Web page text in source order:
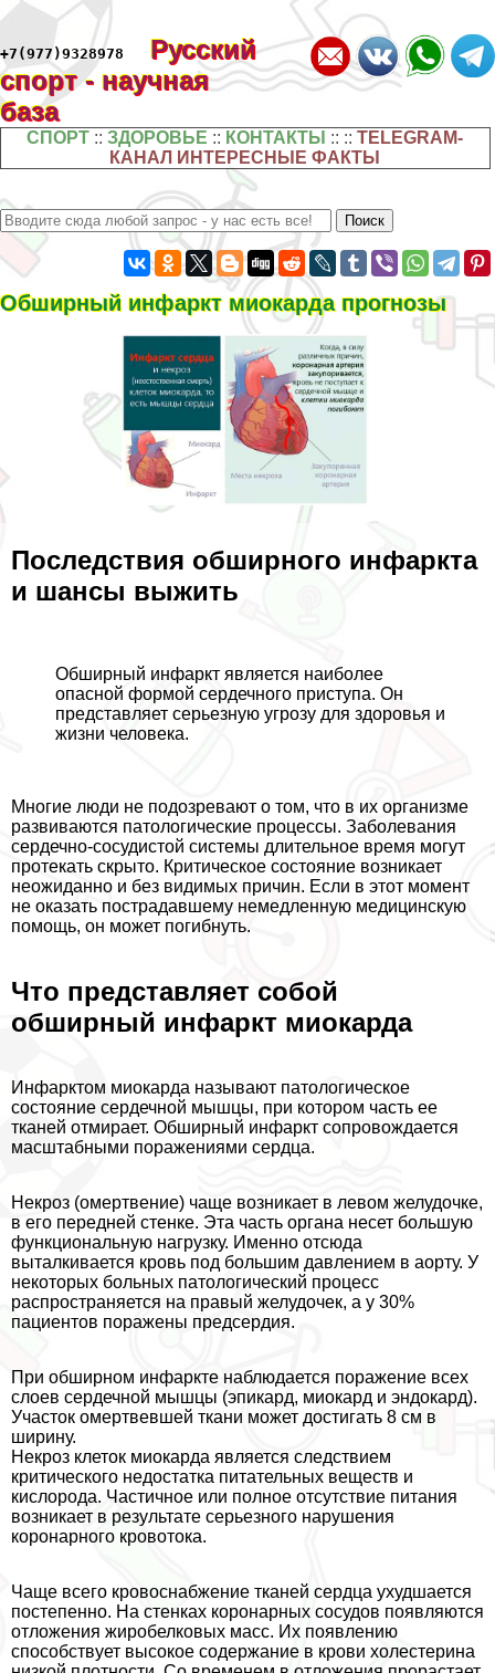
+7(977)9328978
Русский
спорт - научная
база
СПОРТ ::ЗДОРОВЬЕ :: КОНТАКТЫ :: ::TELEGRAM-
КАНАЛ ИНТЕРЕСНЫЕ ФАКТЫ
Обширный инфаркт миокарда прогнозы
Последствия обширного инфаркта
и шансы выжить
Обширный инфаркт является наиболее
опасной формой сердечного приступа. Он
представляет серьезную угрозу для здоровья и
жизни человека.
Многие люди не подозревают о том, что в их организме
развиваются патологические процессы. Заболевания
сердечно-сосудистой системы длительное время могут
протекать скрыто. Критическое состояние возникает
неожиданно и без видимых причин. Если в этот момент
не оказать пострадавшему немедленную медицинскую
помощь, он может погибнуть.
Что представляет собой
обширный инфаркт миокарда
Инфарктом миокарда называют патологическое
состояние сердечной мышцы, при котором часть ее
тканей отмирает. Обширный инфаркт сопровождается
масштабными поражениями сердца.
Некроз (омертвение) чаще возникает в левом желудочке,
в его передней стенке. Эта часть органа несет большую
функциональную нагрузку. Именно отсюда
выталкивается кровь под большим давлением в аорту. У
некоторых больных патологический процесс
распространяется на правый желудочек, а у 30%
пациентов поражены предсердия.
При обширном инфаркте наблюдается поражение всех
слоев сердечной мышцы (эпикард, миокард и эндокард).
Участок омертвевшей ткани может достигать 8 см в
ширину.
Некроз клеток миокарда является следствием
критического недостатка питательных веществ и
кислорода. Частичное или полное отсутствие питания
возникает в результате серьезного нарушения
коронарного кровотока.
Чаще всего кровоснабжение тканей сердца ухудшается
постепенно. На стенках коронарных сосудов появляются
отложения жиробелковых масс. Их появлению
способствует высокое содержание в крови холестерина